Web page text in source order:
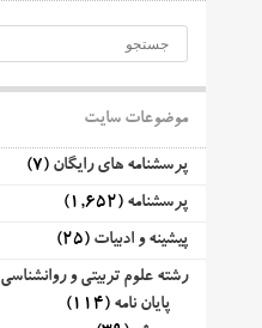
موضوعات سایت
پرسشنامه های رایگان (7)
پرسشنامه (1,652)
پیشینه و ادبیات (25)
رشته علوم تربیتی و روانشناسی
پایان نامه (114)